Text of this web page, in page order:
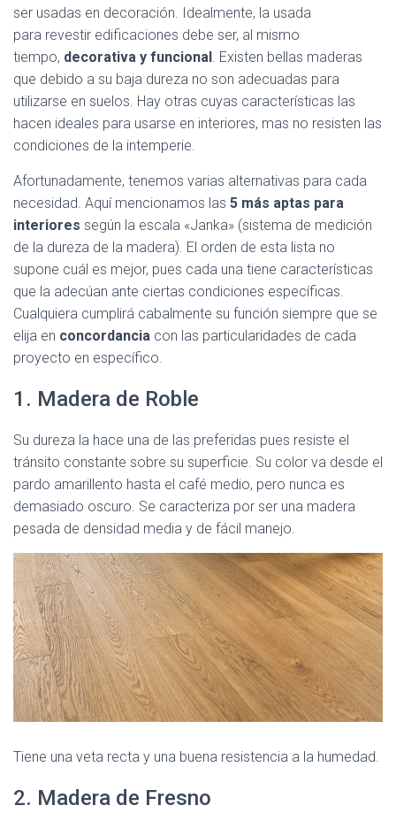
ser usadas en decoración. Idealmente, la usada
para revestir edificaciones debe ser, al mismo
tiempo, decorativa y funcional. Existen bellas maderas
que debido a su baja dureza no son adecuadas para
utilizarse en suelos. Hay otras cuyas características las
hacen ideales para usarse en interiores, mas no resisten las
condiciones de la intemperie.
Afortunadamente, tenemos varias alternativas para cada
necesidad. Aquí mencionamos las 5 más aptas para
interiores según la escala «Janka» (sistema de medición
de la dureza de la madera). El orden de esta lista no
supone cuál es mejor, pues cada una tiene características
que la adecúan ante ciertas condiciones específicas.
Cualquiera cumplirá cabalmente su función siempre que se
elija en concordancia con las particularidades de cada
proyecto en específico.
1. Madera de Roble
Su dureza la hace una de las preferidas pues resiste el
tránsito constante sobre su superficie. Su color va desde el
pardo amarillento hasta el café medio, pero nunca es
demasiado oscuro. Se caracteriza por ser una madera
pesada de densidad media y de fácil manejo.
Tiene una veta recta y una buena resistencia a la humedad.
2. Madera de Fresno